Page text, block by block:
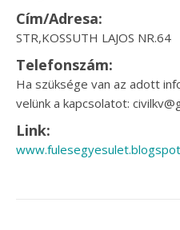
Cím/Adresa:
STR,KOSSUTH LAJOS NR.64
Telefonszám:
Ha szüksége van az adott
velünk a kapcsolatot:
Link: